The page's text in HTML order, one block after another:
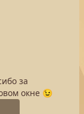
за
окне 😉